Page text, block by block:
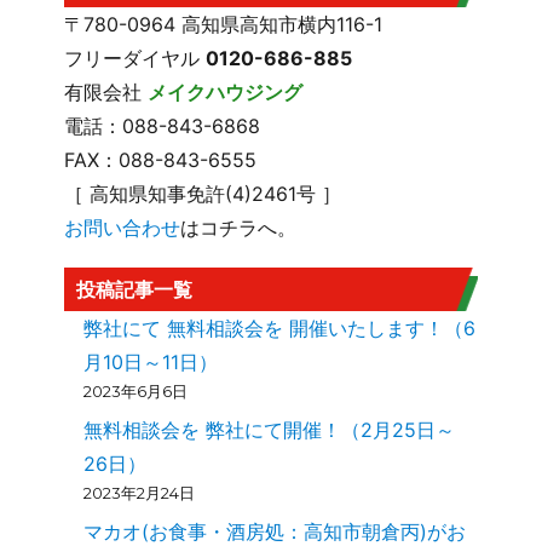
〒780-0964 高知県高知市横内116-1
フリーダイヤル0120-686-885
有限会社 メイクハウジング
電話：088-843-6868
FAX：088-843-6555
［ 高知県知事免許(4)2461号 ］
お問い合わせはコチラへ。
投稿記事一覧
弊社にて 無料相談会を 開催いたします！（6
月10日～11日）
2023年6月6日
無料相談会を 弊社にて開催！（2月25日～
26日）
2023年2月24日
マカオ(お食事・酒房処：高知市朝倉丙)がお